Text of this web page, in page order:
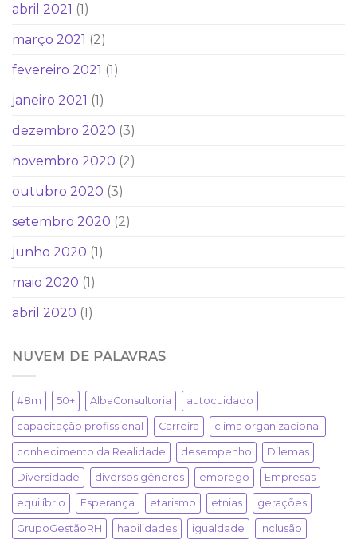
abril 2021 (1)
março 2021 (2)
fevereiro 2021 (1)
janeiro 2021 (1)
dezembro 2020 (3)
novembro 2020 (2)
outubro 2020 (3)
setembro 2020 (2)
junho 2020 (1)
maio 2020 (1)
abril 2020 (1)
NUVEM DE PALAVRAS
#8m 50+ AlbaConsultoria autocuidado
capacitação profissional Carreira clima organizacional
conhecimento da Realidade desempenho Dilemas
Diversidade diversos gêneros emprego Empresas
equilíbrio Esperança etarismo etnias gerações
GrupoGestãoRH habilidades igualdade Inclusão